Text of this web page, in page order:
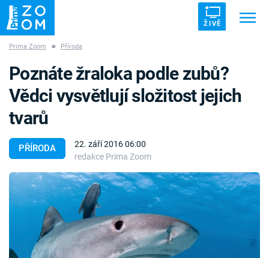
ŽIVĚ
ZÁHADY VETŘELCI DÁVNOVĚKU
Témata
Témata
Pořady
TV Program
Prima Zoom ■ Příroda
PŘÍRODA
22. září 2016 06:00
redakce Prima Zoom
Poznáte žraloka podle zubů?
Vědci vysvětlují složitost jejich
tvarů